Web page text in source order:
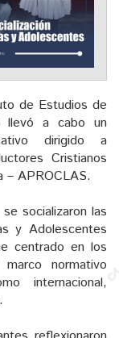
de Estudios de
llevó a cabo un
dirigido a
Cristianos
– APROCLAS.
socializaron las
y Adolescentes
centrado en los
normativo
internacional,